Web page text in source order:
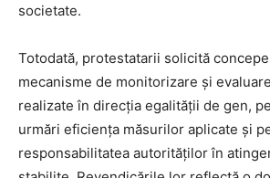
societate.
Totodată, protestatarii solicită
mecanisme de monitorizare și
realizate în direcția egalității de gen,
urmări eficiența măsurilor aplicate și
responsabilitatea autorităților în